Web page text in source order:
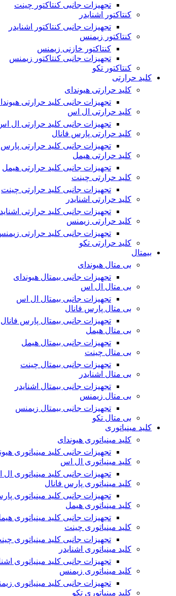
تجهیزات جانبی کنتاکتور چینت
کنتاکتور اشنایدر
تجهیزات جانبی کنتاکتور اشنایدر
کنتاکتور زیمنس
کنتاکتور خازنی زیمنس
تجهیزات جانبی کنتاکتور زیمنس
کنتاکتور تکو
کلید حرارتی
کلید حرارتی هیوندای
تجهیزات جانبی کلید حرارتی
کلید حرارتی ال اس
تجهیزات جانبی کلید حرارتی ال
کلید حرارتی پارس فانال
تجهیزات جانبی کلید حرارتی پارس
کلید حرارتی هیمل
تجهیزات جانبی کلید حرارتی هیمل
کلید حرارتی چینت
تجهیزات جانبی کلید حرارتی چینت
کلید حرارتی اشنایدر
تجهیزات جانبی کلید حرارتی
کلید حرارتی زیمنس
تجهیزات جانبی کلید حرارتی
کلید حرارتی تکو
بیمتال
بی متال هیوندای
تجهیزات جانبی بیمتال هیوندای
بی متال ال اس
تجهیزات جانبی بیمتال ال اس
بی متال پارس فانال
تجهیزات جانبی بیمتال پارس فانال
بی متال هیمل
تجهیزات جانبی بیمتال هیمل
بی متال چینت
تجهیزات جانبی بیمتال چینت
بی متال اشنایدر
تجهیزات جانبی بیمتال اشنایدر
بی متال زیمنس
تجهیزات جانبی بیمتال زیمنس
بی متال تکو
کلید مینیاتوری
کلید مینیاتوری هیوندای
تجهیزات جانبی کلید مینیاتوری
کلید مینیاتوری ال اس
تجهیزات جانبی کلید مینیاتوری
کلید مینیاتوری پارس فانال
تجهیزات جانبی کلید مینیاتوری
کلید مینیاتوری هیمل
تجهیزات جانبی کلید مینیاتوری
کلید مینیاتوری چینت
تجهیزات جانبی کلید مینیاتوری
کلید مینیاتوری اشنایدر
تجهیزات جانبی کلید مینیاتوری
کلید مینیاتوری زیمنس
تجهیزات جانبی کلید مینیاتوری
کلید مینیاتوری تکو